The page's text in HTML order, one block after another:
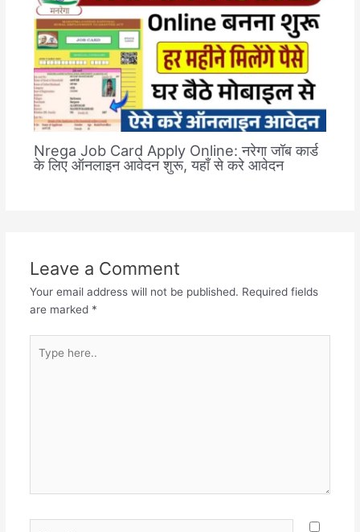
Nrega Job Card Apply Online: नरेगा जॉब कार्ड
के लिए ऑनलाइन आवेदन शुरू, यहाँ से करे आवेदन
Leave a Comment
Your email address will not be published. Required fields
are marked *
here..